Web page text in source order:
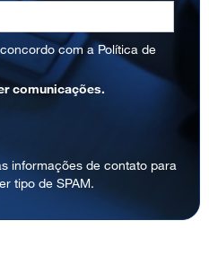
com a Política de
comunicações.
informações de contato para
tipo de SPAM.